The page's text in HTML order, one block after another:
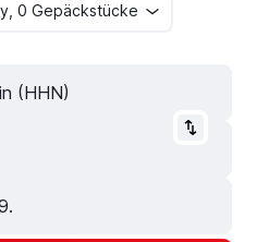
0 Gepäckstücke
(HHN)